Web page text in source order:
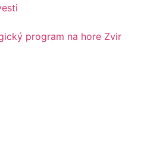
program na hore Zvir